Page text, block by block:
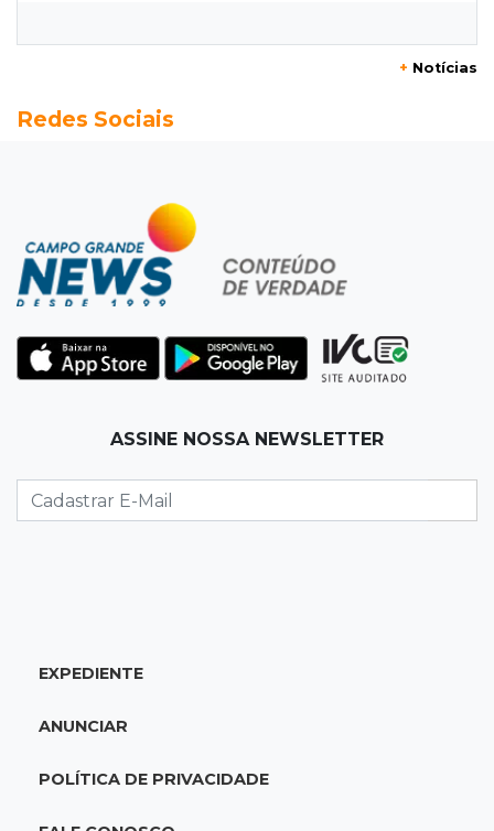
Seleções em MS têm salários de até R$ 8,2 mil;
Jardim Itatiaia
Vigia é amarrado durante roubo de carro e
dois caminhões em pátio
Corinthians vence Bragantino por 2 a 0 e sobe
para 7º no Brasileirão
Na Vila Belmiro
lugar no Brasileirão
18:33Em 2022
adolescente atropelada no Amazonas
Palmeiras e Inter ficam no 0 a 0 pela 22ª
+ Notícias
Redes Sociais
ASSINE NOSSA NEWSLETTER
EXPEDIENTE
ANUNCIAR
POLÍTICA DE PRIVACIDADE